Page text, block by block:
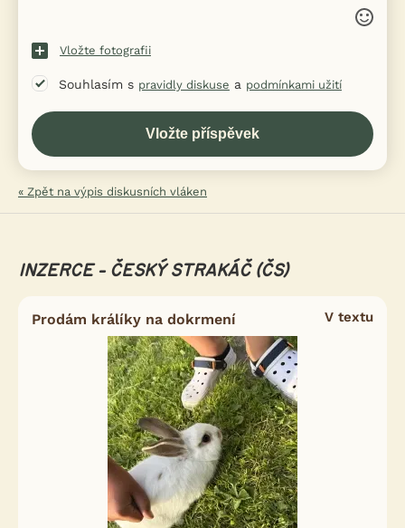
Vložte fotografii
Souhlasím s pravidly diskuse a podmínkami užití
« Zpět na výpis diskusních vláken
INZERCE - ČESKÝ STRAKÁČ (ČS)
Prodám králíky na dokrmení V textu